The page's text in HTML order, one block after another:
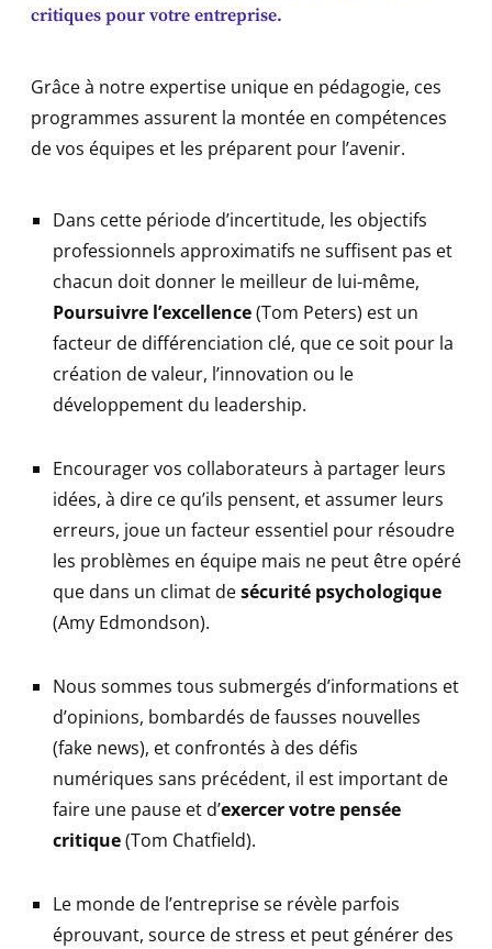
critiques pour votre entreprise.
Grâce à notre expertise unique en pédagogie, ces
programmes assurent la montée en compétences
de vos équipes et les préparent pour l’avenir.
Dans cette période d’incertitude, les objectifs
professionnels approximatifs ne suffisent pas et
chacun doit donner le meilleur de lui-même,
Poursuivre l’excellence(Tom Peters) est un
facteur de différenciation clé, que ce soit pour la
création de valeur, l’innovation ou le
développement du leadership.
Encourager vos collaborateurs à partager leurs
idées, à dire ce qu’ils pensent, et assumer leurs
erreurs, joue un facteur essentiel pour résoudre
les problèmes en équipe mais ne peut être opéré
que dans un climat desécurité psychologique
(Amy Edmondson).
Nous sommes tous submergés d’informations et
d’opinions, bombardés de fausses nouvelles
(fake news), et confrontés à des défis
numériques sans précédent, il est important de
faire une pause et d’exercer votre pensée
critique(Tom Chatfield).
Le monde de l’entreprise se révèle parfois
éprouvant, source de stress et peut générer des